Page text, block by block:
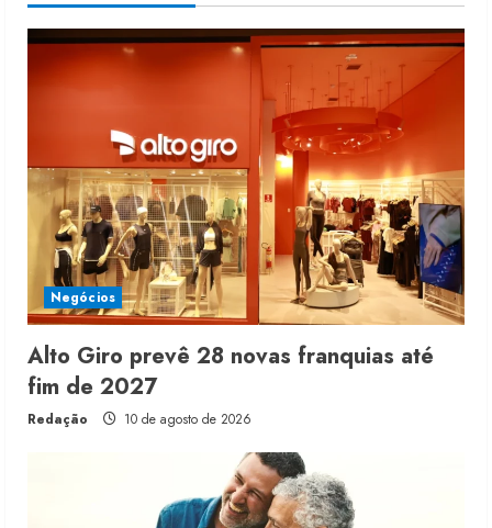
Negócios
Alto Giro prevê 28 novas franquias até
fim de 2027
Redação 10 de agosto de 2026